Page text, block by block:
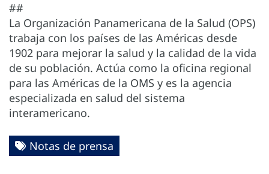
##
La Organización Panamericana de la Salud (OPS)
trabaja con los países de las Américas desde
1902 para mejorar la salud y la calidad de la vida
de su población. Actúa como la oficina regional
para las Américas de la OMS y es la agencia
especializada en salud del sistema
interamericano.
Notas de prensa